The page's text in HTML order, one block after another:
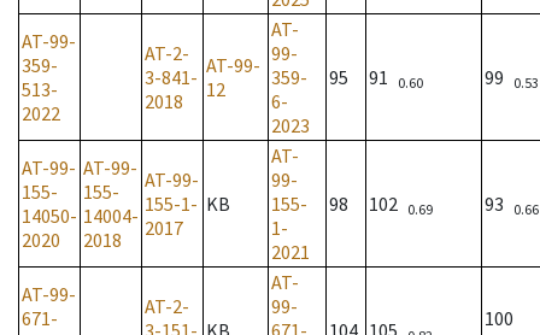
AT-99-
359-
513-
2022
AT-2-
3-841-
2018
AT-99-
12
AT-
99-
359-
6-
2023
95 91 0.60 99 0.53
AT-99-
155-
14050-
2020
AT-99-
155-
14004-
2018
AT-99-
155-1-
2017
KB
AT-
99-
155-
1-
2021
98 102 0.69 93 0.66
AT-99-
671-
AT-2-
AT-
99-
100